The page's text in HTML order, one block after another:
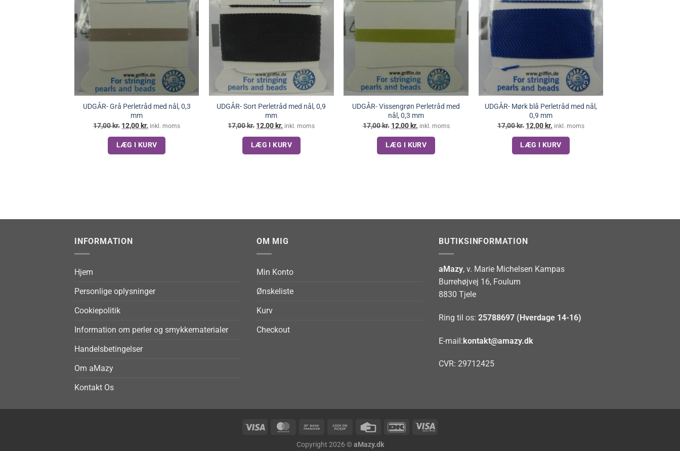
UDGÅR- Grå Perletråd med nål, 0,3
mm
17,00kr. Den
pris
var:
17,00 kr..
12,00 kr. Den
pris
er:
12,00 kr..
inkl. moms
LÆG I KURV
UDGÅR- Sort Perletråd med nål, 0,9
mm
17,00kr. Den
pris
var:
17,00 kr..
12,00 kr. Den
pris
er:
12,00 kr..
inkl. moms
LÆG I KURV
UDGÅR- Vissengrøn Perletråd med
nål, 0,3 mm
17,00kr. Den
pris
var:
17,00 kr..
12,00 kr.Den
pris
er:
12,00 kr..
inkl. moms
LÆG I KURV
UDGÅR- Mørk blå Perletråd med nål,
0,9 mm
17,00kr. Den
pris
var:
17,00 kr..
12,00 kr.Den
pris
er:
12,00 kr..
inkl. moms
LÆG I KURV
INFORMATION
Hjem
Personlige oplysninger
Cookiepolitik
Information om perler og smykkematerialer
Handelsbetingelser
Om aMazy
Kontakt Os
OM MIG
Min Konto
Ønskeliste
Kurv
Checkout
BUTIKSINFORMATION
aMazy, v. Marie Michelsen Kampas
Burrehøjvej 16, Foulum
8830 Tjele
Ring til os: 25788697 (Hverdage 14-16)
E-mail:kontakt@amazy.dk
CVR: 29712425
Visa MasterCardBank
Cash
Credit
DanKort Visa
Copyright 2026 ©aMazy.dk